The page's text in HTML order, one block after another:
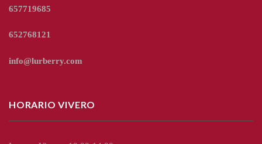
657719685
652768121
info@lurberry.com
HORARIO VIVERO